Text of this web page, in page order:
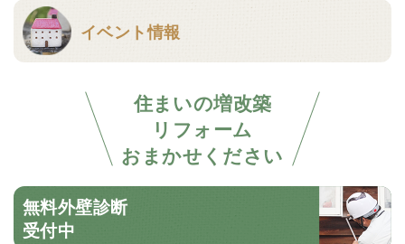
イベント情報
住まいの増改築
リフォーム
おまかせください
無料外壁診断
受付中